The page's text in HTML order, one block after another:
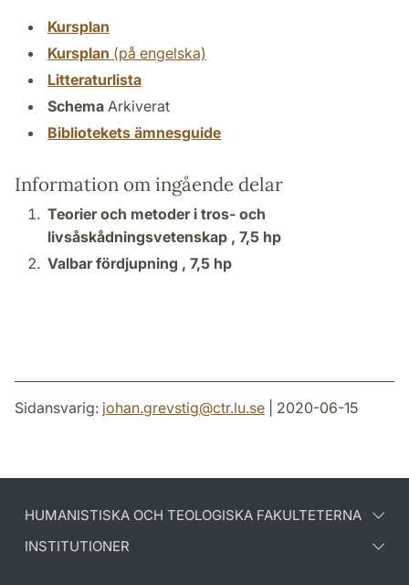
Kursplan
Kursplan (på engelska)
Litteraturlista
Schema Arkiverat
Bibliotekets ämnesguide
Information om ingående delar
Teorier och metoder i tros- och
livsåskådningsvetenskap , 7,5 hp
Valbar fördjupning , 7,5 hp
Sidansvarig: johan.grevstig@ctr.lu.se | 2020-06-15
HUMANISTISKA OCH TEOLOGISKA FAKULTETERNA
INSTITUTIONER